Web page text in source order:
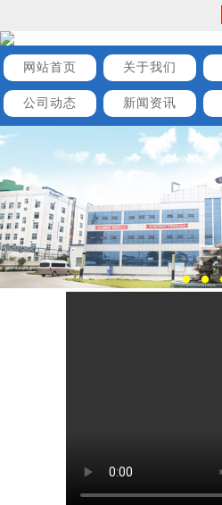
网站首页 关于我们
公司动态 新闻资讯